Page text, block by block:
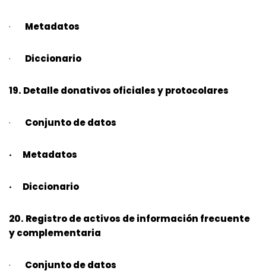
· Metadatos
· Diccionario
19. Detalle donativos oficiales y protocolares
· Conjunto de datos
· Metadatos
· Diccionario
20. Registro de activos de información frecuente
y complementaria
· Conjunto de datos